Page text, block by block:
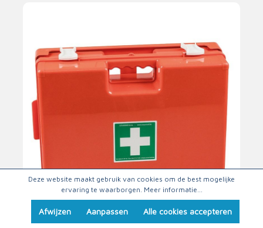
Deze website maakt gebruik van cookies om de best mogelijke
ervaring te waarborgen. Meer informatie...
Afwijzen Aanpassen Alle cookies accepteren